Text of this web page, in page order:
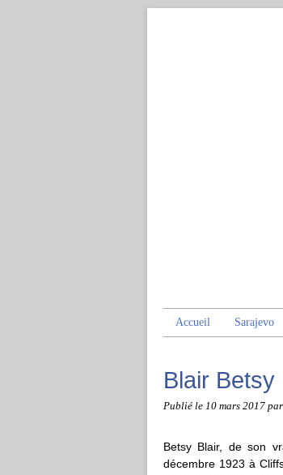
Accueil Sarajevo
Blair Betsy
Publié le 10 mars 2017
Betsy Blair, de son
décembre 1923 à